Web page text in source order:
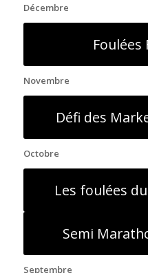
Décembre
Foulées
Novembre
Défi des
Octobre
Les foulées
Semi
Septembre